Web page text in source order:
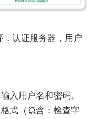
认证服务器，用户
入用户名和密码。
式（隐含：检查字